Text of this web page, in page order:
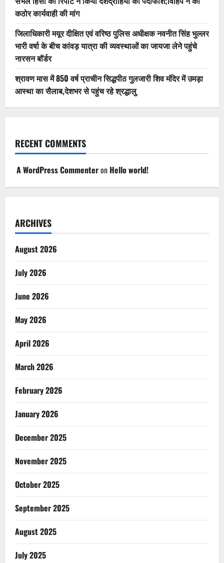
कठोर कार्यवाही की मांग
जिलाधिकारी मयूर दीक्षित एवं वरिष्ठ पुलिस अधीक्षक नवनीत सिंह भुल्लर
भारी वर्षा के बीच कांवड़ यात्रा की व्यवस्थाओं का जायजा लेने पहुंचे
नारसन बॉर्डर
श्रावण मास में 850 वर्ष प्राचीन सिद्धपीठ गुलजारी शिव मंदिर में उमड़ा
आस्था का सैलाब,देशभर से पहुंच रहे श्रद्धालु
RECENT COMMENTS
A WordPress Commenteron Hello world!
ARCHIVES
August 2026
July 2026
June 2026
May 2026
April 2026
March 2026
February 2026
January 2026
December 2025
November 2025
October 2025
September 2025
August 2025
July 2025